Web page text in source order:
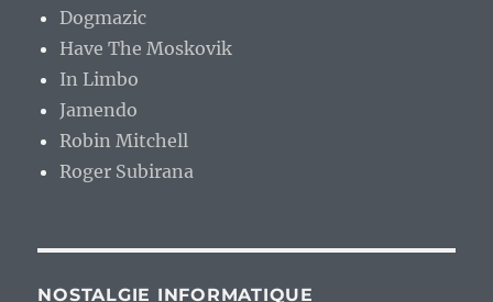
Dogmazic
Have The Moskovik
In Limbo
Jamendo
Robin Mitchell
Roger Subirana
NOSTALGIE INFORMATIQUE